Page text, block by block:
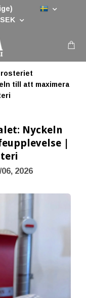
SEK
rosteriet
till att maximera
Nyckeln
|
06, 2026